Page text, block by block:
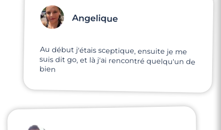
Angelique
Au début j'étais sceptique, ensuite je me
suis dit go, et là j'ai rencontré quelqu'un de
bien